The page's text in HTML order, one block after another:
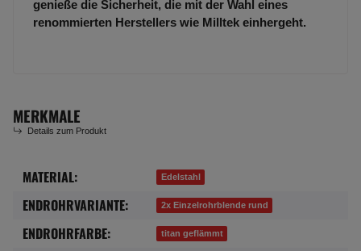
genieße die Sicherheit, die mit der Wahl eines
renommierten Herstellers wie Milltek einhergeht.
MERKMALE
Details zum Produkt
Produkteigenschaft
Wert
MATERIAL: Edelstahl
ENDROHRVARIANTE: 2x Einzelrohrblende rund
ENDROHRFARBE: titan geflämmt